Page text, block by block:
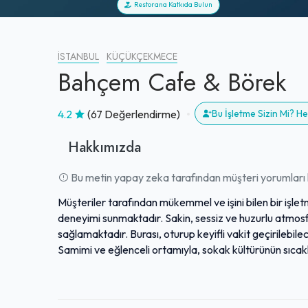
Restorana Katkıda Bulun
İSTANBUL KÜÇÜKÇEKMECE
Bahçem Cafe & Börek
4.2 (67 Değerlendirme) Bu İşletme Sizin Mi?
Hakkımızda
Bu metin yapay zeka tarafından müşteri
Müşteriler tarafından mükemmel ve işini bilen bir
deneyimi sunmaktadır. Sakin, sessiz ve huzurlu
sağlamaktadır. Burası, oturup keyifli vakit
Samimi ve eğlenceli ortamıyla, sokak kültürünün